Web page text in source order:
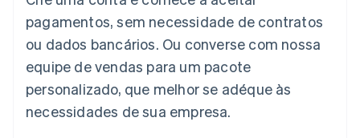
pagamentos, sem necessidade de contratos
ou dados bancários. Ou converse com nossa
equipe de vendas para um pacote
personalizado, que melhor se adéque às
necessidades de sua empresa.
Liechtenstein
DeutschEnglish
Lituânia
English
Luxemburgo
FrançaisDeutsch English
English简体中文